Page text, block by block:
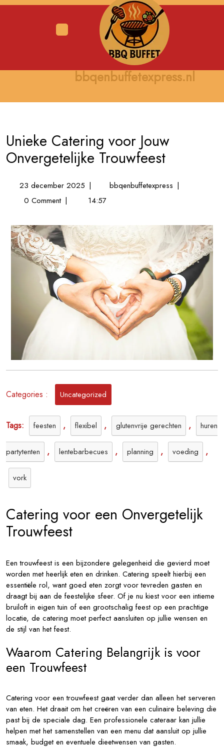
Skip
bbqenbuffetexpress.nl
Unieke Catering voor Jouw
Onvergetelijke Trouwfeest
23 december 202523
december
| bbqenbuffetexpressUnieke
Onvergetelijke
Trouwfeest
|
0 Comment | 14:57
Categories : Uncategorized
Tags: feesten , flexibel , glutenvrije gerechten , huren
partytenten , lentebarbecues , planning , voeding ,
vork
Catering voor een Onvergetelijk
Trouwfeest
Een trouwfeest is een bijzondere gelegenheid die gevierd moet
worden met heerlijk eten en drinken. Catering speelt hierbij een
essentiële rol, want goed eten zorgt voor tevreden gasten en
draagt bij aan de feestelijke sfeer. Of je nu kiest voor een intieme
bruiloft in eigen tuin of een grootschalig feest op een prachtige
locatie, de catering moet perfect aansluiten op jullie wensen en
de stijl van het feest.
Waarom Catering Belangrijk is voor
een Trouwfeest
Catering voor een trouwfeest gaat verder dan alleen het serveren
van eten. Het draait om het creëren van een culinaire beleving die
past bij de speciale dag. Een professionele cateraar kan jullie
helpen met het samenstellen van een menu dat aansluit op jullie
smaak, budget en eventuele dieetwensen van gasten.